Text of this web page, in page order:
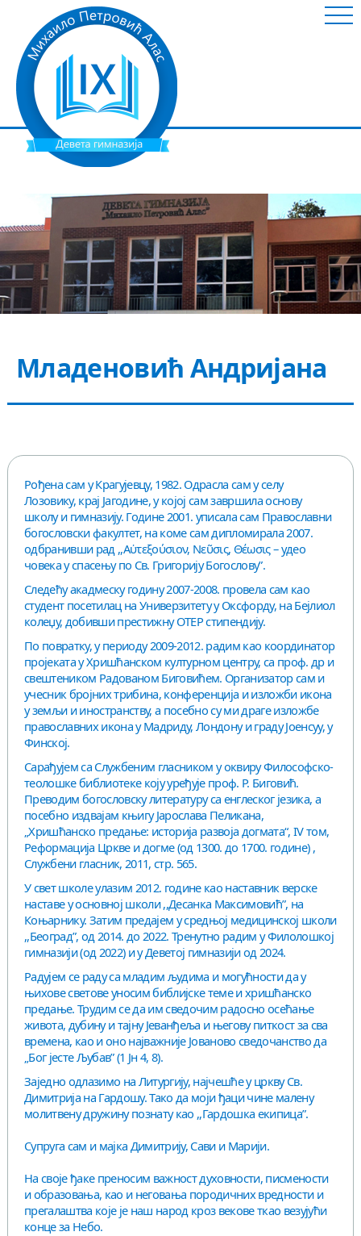
ШКОЛА
ИНФОРМАЦИЈЕ
УСПЕШНИ УЧЕНИЦИ
НАСТАВНИ МАТЕРИЈАЛ
Младеновић Андријана
Рођена сам у Крагујевцу, 1982. Одрасла сам у селу
Лозовику, крај Јагодине, у којој сам завршила основу
школу и гимназију. Године 2001. уписала сам Православни
богословски факултет, на коме сам дипломирала 2007.
одбранивши рад ,,Αὐτεξούσιον, Νεῦσις, Θέωσις – удео
човека у спасењу по Св. Григорију Богослову”.
Следећу акадмеску годину 2007-2008. провела сам као
студент посетилац на Универзитету у Оксфорду, на Бејлиол
колеџу, добивши престижну OTEP стипендију.
По повратку, у периоду 2009-2012. радим као координатор
пројеката у Хришћанском културном центру, са проф. др и
свештеником Радованом Биговићем. Организатор сам и
учесник бројних трибина, конференција и изложби икона
у земљи и иностранству, а посебно су ми драге изложбе
православних икона у Мадриду, Лондону и граду Јоенсуу, у
Финској.
Сарађујем са Службеним гласником у оквиру Философско-
теолошке библиотеке коју уређује проф. Р. Биговић.
Преводим богословску литературу са енглеског језика, а
посебно издвајам књигу Јарослава Пеликана,
„Хришћанско предање: историја развоја догмата“, IV том,
Реформација Цркве и догме (од 1300. до 1700. године) ,
Службени гласник, 2011, стр. 565.
У свет школе улазим 2012. године као наставник верске
наставе у основној школи ,,Десанка Максимовић”, на
Коњарнику. Затим предајем у средњој медицинској школи
,,Београд”, од 2014. до 2022. Тренутно радим у Филолошкој
гимназији (од 2022) и у Деветој гимназији од 2024.
Радујем се раду са младим људима и могућности да у
њихове светове уносим библијске теме и хришћанско
предање. Трудим се да им сведочим радосно осећање
живота, дубину и тајну Јеванђеља и његову питкост за сва
времена, као и оно најважније Јованово сведочанство да
„Бог јесте Љубав” (1 Јн 4, 8).
Заједно одлазимо на Литургију, најчешће у цркву Св.
Димитрија на Гардошу. Тако да моји ђаци чине малену
молитвену дружину познату као ,,Гардошка екипица”.
Супруга сам и мајка Димитрију, Сави и Марији.
На своје ђаке преносим важност духовности, писмености
и образовања, као и неговања породичних вредности и
прегалаштва које је наш народ кроз векове ткао везујући
конце за Небо.